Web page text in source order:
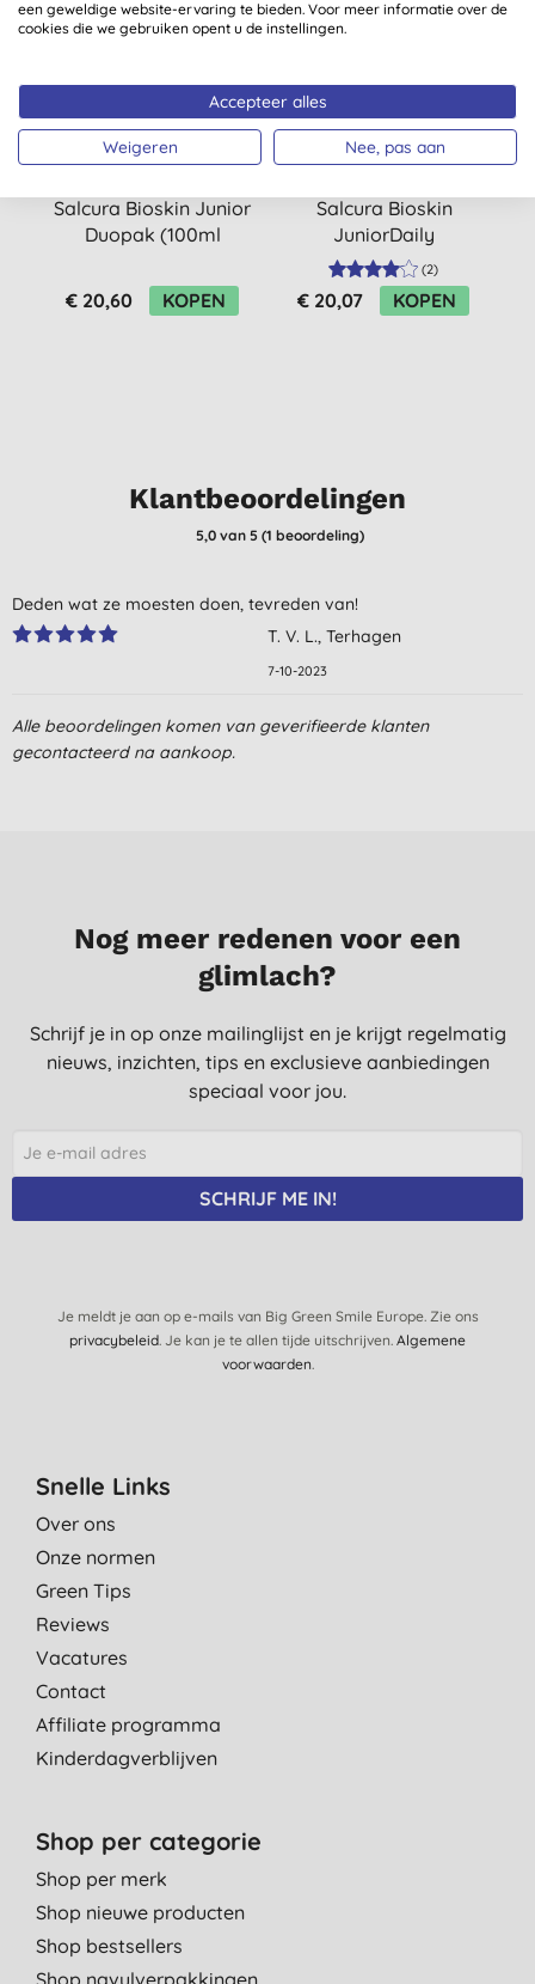
Salcura Bioskin Junior
Duopak (100ml
50ml Rescue Cream
GRATIS)
€ 20,60 KOPEN
-50%
Salcura Bioskin
JuniorDaily
Nourishing Spray
250ml
(2)
€ 20,07 KOPEN
Klantbeoordelingen
5,0van 5 (1 beoordeling)
Deden wat ze moesten doen, tevreden van!
T. V. L., Terhagen
7-10-2023
Alle beoordelingen komen van geverifieerde klanten
gecontacteerd na aankoop.
Nog meer redenen voor een
glimlach?
Schrijf je in op onze mailinglijst en je krijgt regelmatig
nieuws, inzichten, tips en exclusieve aanbiedingen
speciaal voor jou.
SCHRIJF ME IN!
Je meldt je aan op e-mails van Big Green Smile Europe. Zie ons
privacybeleid. Je kan je te allen tijde uitschrijven. Algemene
voorwaarden.
Snelle Links
Over ons
Onze normen
Green Tips
Reviews
Vacatures
Contact
Affiliate programma
Kinderdagverblijven
Shop per categorie
Shop per merk
Shop nieuwe producten
Shop bestsellers
Shop navulverpakkingen
een geweldige website-ervaring te bieden. Voor meer informatie over de
cookies die we gebruiken opent u de instellingen.
Accepteer alles
Weigeren Nee, pas aan